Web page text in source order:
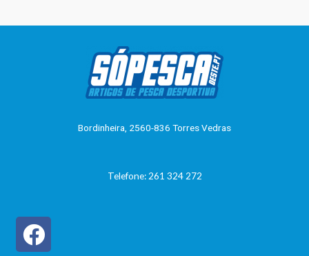
Bordinheira, 2560-836 Torres Vedras
Telefone: 261 324 272